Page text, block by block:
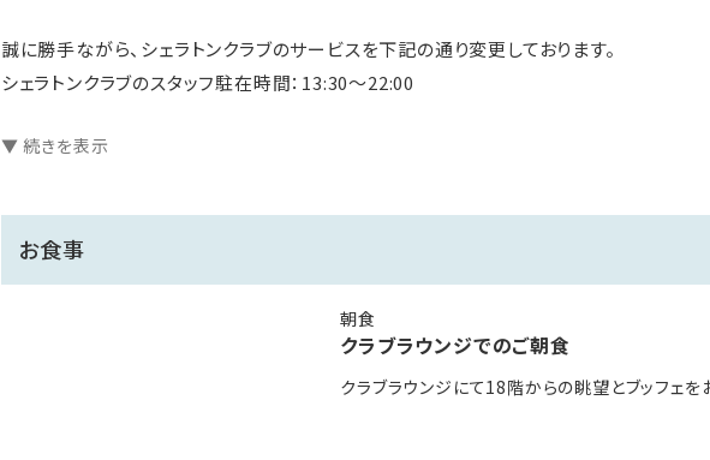
誠に勝手ながら、シェラトンクラブのサービスを下記の通り変更しております。
シェラトンクラブのスタッフ駐在時間：13:30～22:00
（火～金）4階 Daily Social
（土日月・祝）18階 シェラトンクラブ
提供時間：7:00～10:00
イブニングカクテル後、酒類は20:30まで提供いたします。
12歳以下のお客様は16：00以降のシェラトンクラブへのご入場をご遠慮いただいており
▼ 続きを表示
お食事
朝食
クラブラウンジでのご朝食
クラブラウンジにて18階からの眺望とブッフェを